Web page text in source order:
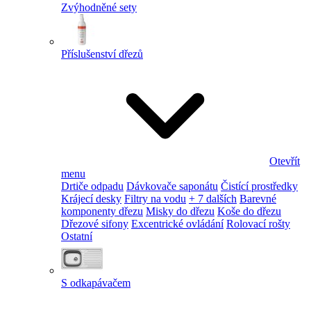
Zvýhodněné sety
Příslušenství dřezů
Otevřít
menu
Drtiče odpadu Dávkovače saponátu Čistící prostředky
Krájecí desky Filtry na vodu + 7 dalších Barevné
komponenty dřezu Misky do dřezu Koše do dřezu
Dřezové sifony Excentrické ovládání Rolovací rošty
Ostatní
S odkapávačem